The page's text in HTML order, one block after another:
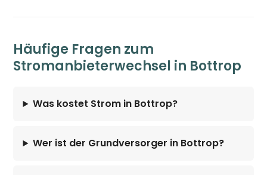
Häufige Fragen zum
Stromanbieterwechsel in Bottrop
Was kostet Strom in Bottrop?
Wer ist der Grundversorger in Bottrop?